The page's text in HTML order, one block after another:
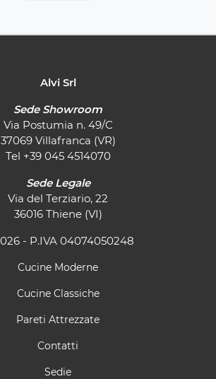
Alvi Srl
Sede Showroom
Via Postumia n. 49/C
37069 Villafranca (VR)
Tel +39 045 4514070
Sede Legale
Via del Terziario, 22
36016 Thiene (VI)
- P.IVA 04074050248
Cucine Moderne
Cucine Classiche
Pareti Attrezzate
Contatti
Sedie